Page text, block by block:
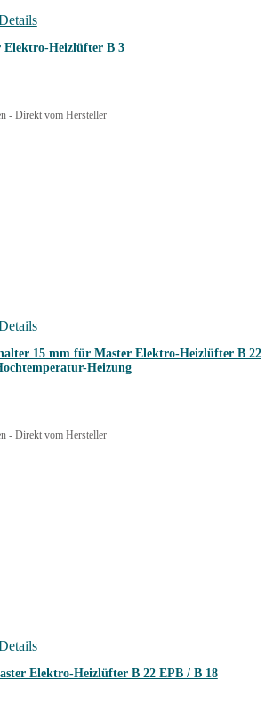
Elektro-Heizlüfter B 3
- Direkt vom Hersteller
15 mm für Master Elektro-Heizlüfter B 22
Heizung
- Direkt vom Hersteller
Elektro-Heizlüfter B 22 EPB / B 18